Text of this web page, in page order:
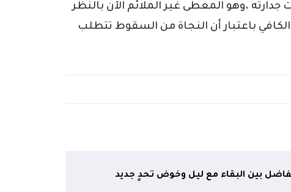
،وهو المعطى غير الملائم الآن بالنظر
باعتبار أن النجاة من السقوط تتطلب
بين البقاء مع ليل وخوض تحدٍ جديد